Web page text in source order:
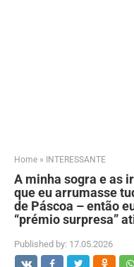
Home » INTERESSANTE
A minha sogra e as
que eu arrumasse
de Páscoa – então
“prémio surpresa”
Published by: 17.05.2026